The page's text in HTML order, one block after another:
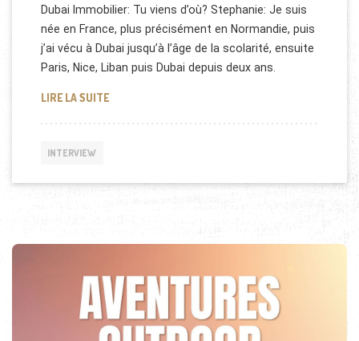
Dubai Immobilier: Tu viens d’où? Stephanie: Je suis
née en France, plus précisément en Normandie, puis
j’ai vécu à Dubai jusqu’à l’âge de la scolarité, ensuite
Paris, Nice, Liban puis Dubai depuis deux ans.
LIRE LA SUITEINTERVIEW DE STEPHANIE ZENY, EXPATRIÉE À
INTERVIEW